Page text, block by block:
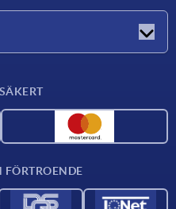
FÖRTROENDE